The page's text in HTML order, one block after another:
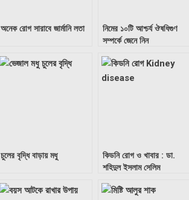
অনেক রোগ সারাবে জার্মানি লতা
নিমের ১০টি আশ্চর্য ঔষধিগুণ
সম্পর্কে জেনে নিন
চুলের বৃদ্ধি বাড়ায় মধু
কিডনি রোগ ও খাবার : ডা.
শহিদুল ইসলাম সেলিম